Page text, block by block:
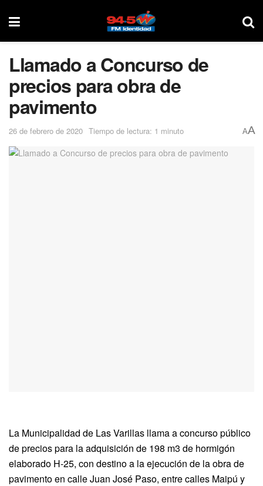
Llamado a Concurso de
precios para obra de
pavimento
26 de febrero de 2020 Tiempo de lectura: 1 minuto AA
La Municipalidad de Las Varillas llama a concurso público
de precios para la adquisición de 198 m3 de hormigón
elaborado H-25, con destino a la ejecución de la obra de
pavimento en calle Juan José Paso, entre calles Maipú y